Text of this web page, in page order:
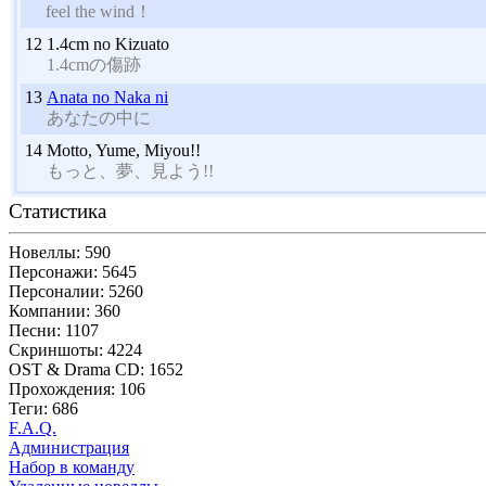
feel the wind！
12 1.4cm no Kizuato
1.4cmの傷跡
13 Anata no Naka ni
あなたの中に
14 Motto, Yume, Miyou!!
もっと、夢、見よう!!
Статистика
Новеллы: 590
Персонажи: 5645
Персоналии: 5260
Компании: 360
Песни: 1107
Скриншоты: 4224
OST & Drama CD: 1652
Прохождения: 106
Теги: 686
F.A.Q.
Администрация
Набор в команду